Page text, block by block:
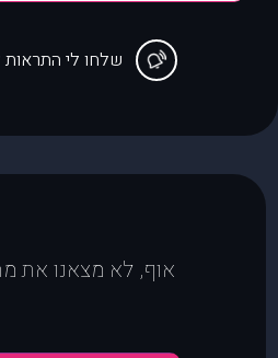
שלחו לי
אוף, לא מצאנו את